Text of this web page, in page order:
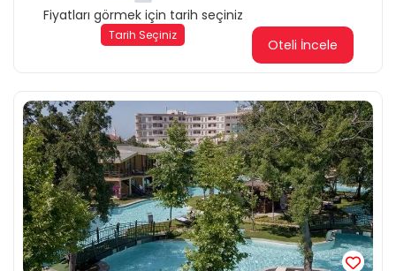
Fiyatları görmek için tarih seçiniz
Tarih Seçiniz
Oteli İncele